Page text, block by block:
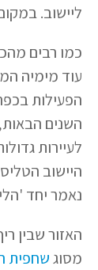
ליישוב.
כמו רבים
הפעילות
השנים
לעיירות
היישוב
נאמר יחד
האזור שבין
מסוגשחפית